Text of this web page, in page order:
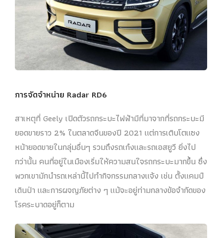
การจัดจำหน่าย Radar RD6
สาเหตุที่ Geely เปิดตัวรถกระบะไฟฟ้ามีที่มาจากที่รถกระบะมี
ยอดขายราว 2% ในตลาดจีนของปี 2021 แต่การเติบโตแซง
หน้ายอดขายในกลุ่มอื่นๆ รวมถึงรถเก๋งและรถเอสยูวี ยิ่งไป
กว่านั้น คนที่อยู่ในเมืองเริ่มให้ความสนใจรถกระบะมากขึ้น ซึ่ง
พวกเขามักนำรถเหล่านี้ไปทำกิจกรรมกลางแจ้ง เช่น ตั้งแคมป์
เดินป่า และการผจญภัยต่าง ๆ แม้จะอยู่ท่ามกลางข้อจำกัดของ
โรคระบาดอยู่ก็ตาม